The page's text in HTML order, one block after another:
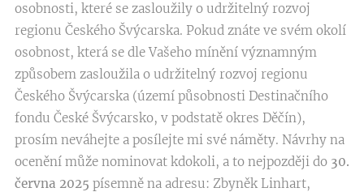
osobnosti, které se zasloužily o udržitelný rozvoj
regionu Českého Švýcarska. Pokud znáte ve svém okolí
osobnost, která se dle Vašeho mínění významným
způsobem zasloužila o udržitelný rozvoj regionu
Českého Švýcarska (území působnosti Destinačního
fondu České Švýcarsko, v podstatě okres Děčín),
prosím neváhejte a posílejte mi své náměty. Návrhy na
ocenění může nominovat kdokoli, a to nejpozději do 30.
června 2025 písemně na adresu: Zbyněk Linhart,